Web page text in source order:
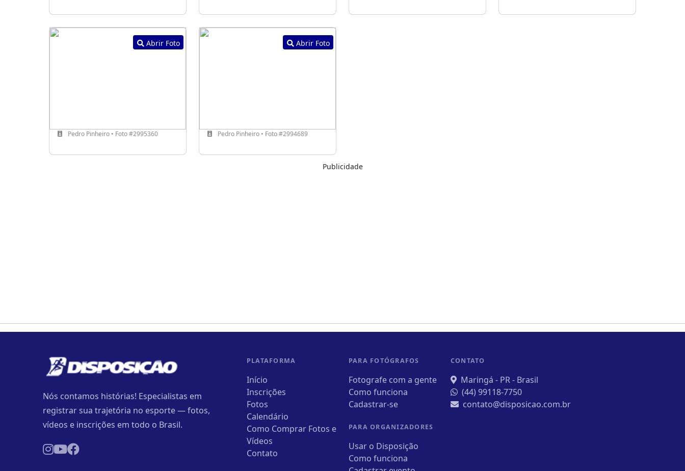
Abrir Foto
Pedro Pinheiro • Foto #2995360
Abrir Foto
Pedro Pinheiro • Foto #2994689
Publicidade
Nós contamos histórias! Especialistas em
registrar sua trajetória no esporte — fotos,
vídeos e inscrições em todo o Brasil.
PLATAFORMA
Início
Inscrições
Fotos
Calendário
Como Comprar Fotos e
Vídeos
Contato
PARA FOTÓGRAFOS
Fotografe com a gente
Como funciona
Cadastrar-se
PARA ORGANIZADORES
Usar o Disposição
Como funciona
CONTATO
Maringá - PR - Brasil
(44) 99118-7750
contato@disposicao.com.br